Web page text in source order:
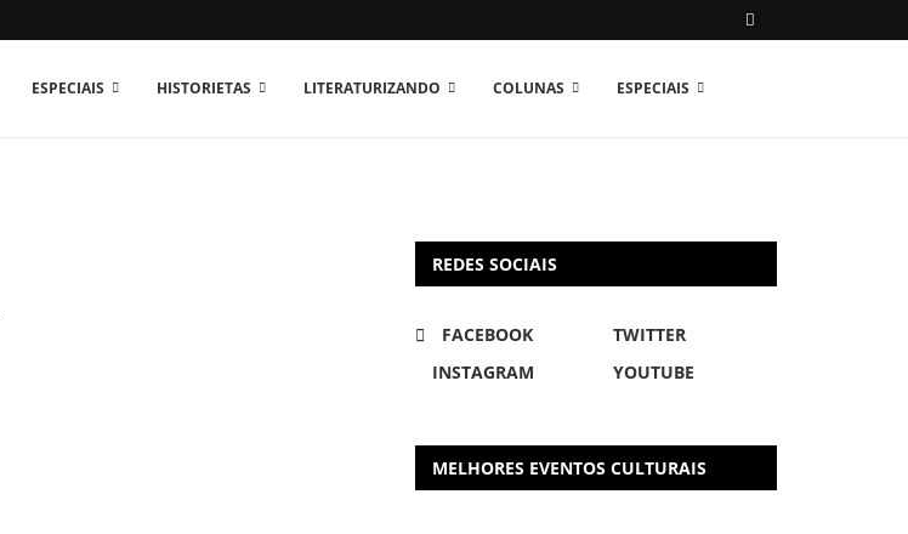
ESPECIAIS HISTORIETAS LITERATURIZANDO COLUNAS ESPECIAIS
REDES SOCIAIS
FACEBOOK
TWITTER
INSTAGRAM
YOUTUBE
MELHORES EVENTOS CULTURAIS